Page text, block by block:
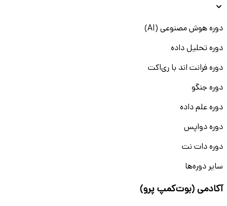
دوره هوش مصنوعی (AI)
دوره تحلیل داده
دوره فرانت اند با ری‌اکت
دوره جنگو
دوره علم داده
دوره دواپس
دوره دات نت
سایر دوره‌ها
آکادمی (بوت‌کمپ پرو)